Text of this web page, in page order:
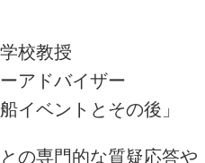
校教授
アドバイザー
ベントとその後」
の専門的な質疑応答や